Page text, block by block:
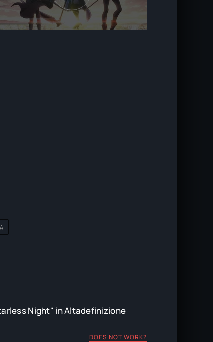
Night" in Altadefinizione
DOES NOT WORK?